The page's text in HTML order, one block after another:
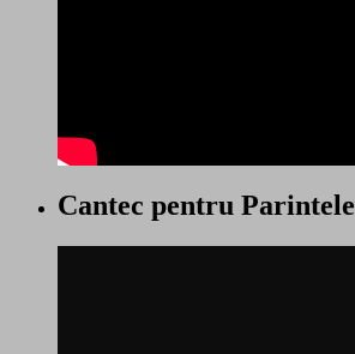
Cantec pentru Parintele